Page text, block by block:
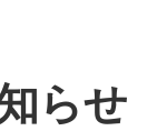
らせ